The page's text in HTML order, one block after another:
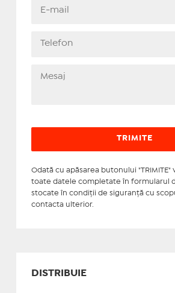
Odată cu apăsarea butonului "TRIMITE"
toate datele completate în formularul
stocate în condiţii de siguranţă cu
contacta ulterior.
DISTRIBUIE